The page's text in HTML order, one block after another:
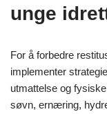
unge
For å forbedre
implementer
utmattelse og
søvn, ernæring,